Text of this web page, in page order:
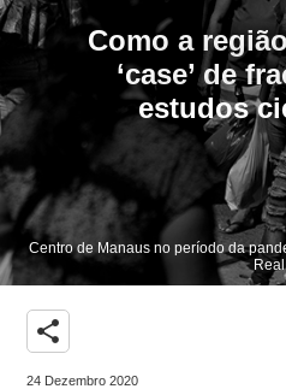
Como a
‘case’ de
estudos
Centro de Manaus no período da
Real
share
24 Dezembro 2020